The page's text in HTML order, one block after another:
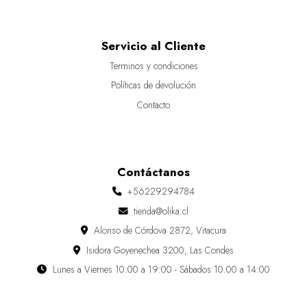
Servicio al Cliente
Terminos y condiciones
Políticas de devolución
Contacto
Contáctanos
+56229294784
tienda@olika.cl
Alonso de Córdova 2872, Vitacura
Isidora Goyenechea 3200, Las Condes
Lunes a Viernes 10:00 a 19:00 - Sábados 10:00 a 14:00